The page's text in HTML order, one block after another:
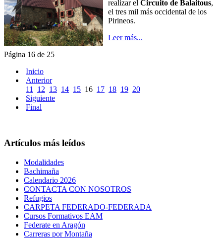
realizar el Circuito de Balaitous,
el tres mil más occidental de los
Pirineos.
Leer más...
Página 16 de 25
Inicio
Anterior
11
12 13 14 15 16 17 18 19 20
Siguiente
Final
Artículos más leídos
Modalidades
Bachimaña
Calendario 2026
CONTACTA CON NOSOTROS
Refugios
CARPETA FEDERADO-FEDERADA
Cursos Formativos EAM
Federate en Aragón
Carreras por Montaña